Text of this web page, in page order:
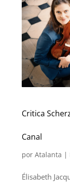
Critica
Canal
por Atalanta |
Élisabeth